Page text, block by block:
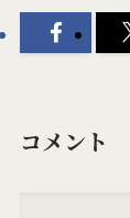
コメント